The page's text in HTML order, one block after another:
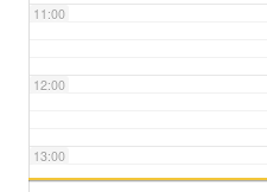
11:00
12:00
13:00